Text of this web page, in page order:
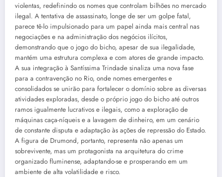
violentas, redefinindo os nomes que controlam bilhões no mercado
ilegal. A tentativa de assassinato, longe de ser um golpe fatal,
parece tê-lo impulsionado para um papel ainda mais central nas
negociações e na administração dos negócios ilícitos,
demonstrando que o jogo do bicho, apesar de sua ilegalidade,
mantém uma estrutura complexa e com atores de grande impacto.
A sua integração à Santíssima Trindade sinaliza uma nova fase
para a contravenção no Rio, onde nomes emergentes e
consolidados se unirão para fortalecer o domínio sobre as diversas
atividades exploradas, desde o próprio jogo do bicho até outros
ramos igualmente lucrativos e ilegais, como a exploração de
máquinas caça-níqueis e a lavagem de dinheiro, em um cenário
de constante disputa e adaptação às ações de repressão do Estado.
A figura de Drumond, portanto, representa não apenas um
sobrevivente, mas um protagonista na arquitetura do crime
organizado fluminense, adaptando-se e prosperando em um
ambiente de alta volatilidade e risco.